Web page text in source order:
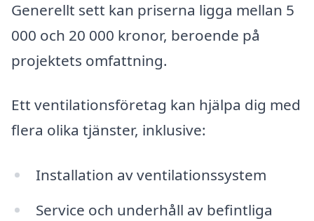
Generellt sett kan priserna ligga mellan 5
000 och 20 000 kronor, beroende på
projektets omfattning.
Ett ventilationsföretag kan hjälpa dig med
flera olika tjänster, inklusive:
Installation av ventilationssystem
Service och underhåll av befintliga